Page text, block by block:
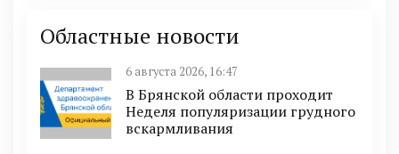
Областные новости
6 августа 2026, 16:47
В Брянской области проходит
Неделя популяризации грудного
вскармливания